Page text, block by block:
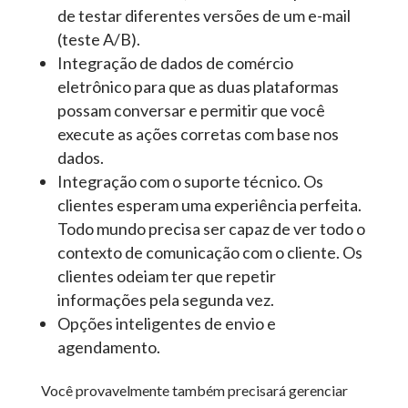
de testar diferentes versões de um e-mail
(teste A/B).
Integração de dados de comércio
eletrônico para que as duas plataformas
possam conversar e permitir que você
execute as ações corretas com base nos
dados.
Integração com o suporte técnico. Os
clientes esperam uma experiência perfeita.
Todo mundo precisa ser capaz de ver todo o
contexto de comunicação com o cliente. Os
clientes odeiam ter que repetir
informações pela segunda vez.
Opções inteligentes de envio e
agendamento.
Você provavelmente também precisará gerenciar